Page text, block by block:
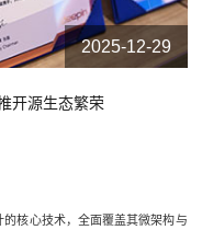
2025-12-29
开源生态繁荣
核心技术，全面覆盖其微架构与